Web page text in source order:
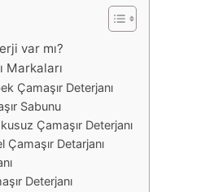
var mı?
Markaları
Çamaşır Deterjanı
Sabunu
Çamaşır Deterjanı
Detarjanı
Deterjanı